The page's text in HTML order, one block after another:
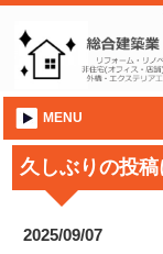
MENU
久しぶりの投
2025/09/07